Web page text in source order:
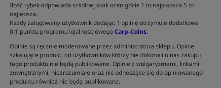
Ilość rybek odpowiada szkolnej skali ocen gdzie 1 to najsłabsza 5 to
najlepsza.
Każdy zalogowany użytkownik dodając 1 opinię otrzymuje dodatkowe
0.1 punktu programu lojalnościowegoCarp-Coins.
Opinie są ręcznie moderowane przez administratora sklepu. Opinie
szkalujące produkt, od użytkowników którzy nie dokonali u nas zakupu
tego produktu nie będą publikowane. Opinie z wulgaryzmami, linkami
zewnętrznymi, niezrozumiałe oraz nie odnoszące się do opiniowanego
produktu również nie będą publikowane.